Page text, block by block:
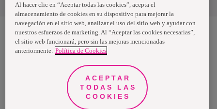
Nosotras, una marca de Essity - una compañía global líder en
higiene y salud. Cada día, mil millones de personas, en todo el
propósito es romper barreras por el bienestar en beneficio de
consumidores, pacientes, cuidadores, clientes y la sociedad en
general. Vendemos en aproximadamente 150 países bajo las
principales marcas globales TENA y Tork, así como otras marcas
como Actimove, Cutimed, JOBST, Knix, Leukoplast, Libero, Libresse,
Lotus, Modibodi, Nosotras, Saba, Tempo, TOM Organic y Zewa. En
Al hacer clic en “Aceptar todas las cookies”, acepta el
almacenamiento de cookies en su dispositivo para mejorar la
navegación en el sitio web, analizar el uso del sitio web y ayudar con
nuestros esfuerzos de marketing. Al “Aceptar las cookies necesarias”,
el sitio web funcionará, pero sin las mejoras mencionadas
anteriormente. Política de Cookies
ACEPTAR
TODAS LAS
COOKIES